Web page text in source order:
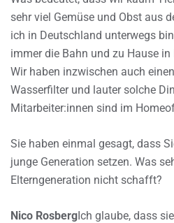
sehr viel Gemüse und Obst aus
ich in Deutschland unterwegs
immer die Bahn und zu Hause
Wir haben inzwischen auch
Wasserfilter und lauter solche
Mitarbeiter:innen sind im
Sie haben einmal gesagt, dass
junge Generation setzen. Was
Elterngeneration nicht schafft?
Nico RosbergIch glaube, dass